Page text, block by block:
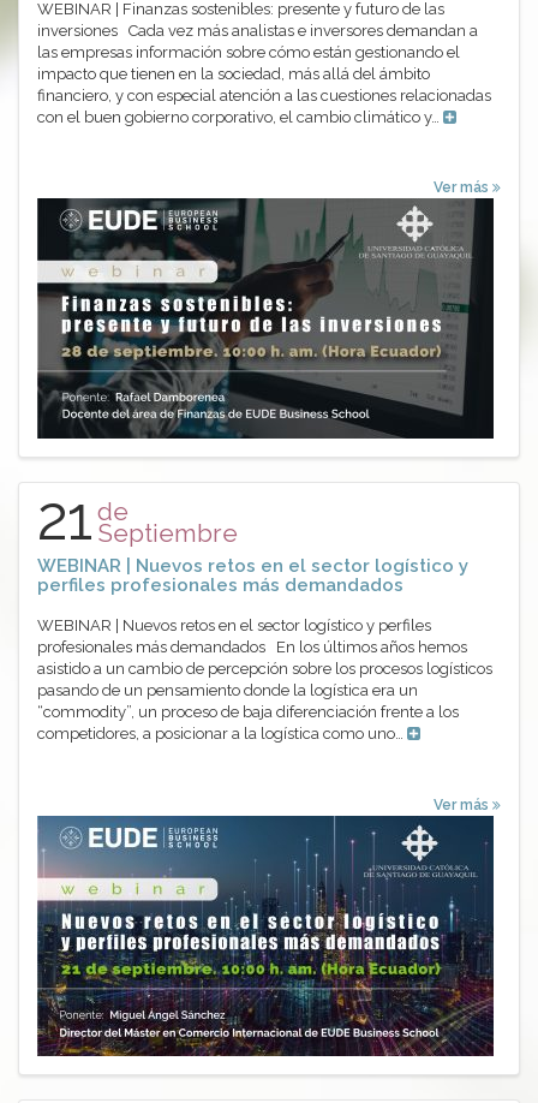
WEBINAR | Finanzas sostenibles: presente y futuro de las
inversiones Cada vez más analistas e inversores demandan a
las empresas información sobre cómo están gestionando el
impacto que tienen en la sociedad, más allá del ámbito
financiero, y con especial atención a las cuestiones relacionadas
con el buen gobierno corporativo, el cambio climático y…
Ver más
21 de
Septiembre
WEBINAR | Nuevos retos en el sector logístico y
perfiles profesionales más demandados
WEBINAR | Nuevos retos en el sector logístico y perfiles
profesionales más demandados En los últimos años hemos
asistido a un cambio de percepción sobre los procesos logísticos
pasando de un pensamiento donde la logística era un
“commodity”, un proceso de baja diferenciación frente a los
competidores, a posicionar a la logística como uno…
Ver más